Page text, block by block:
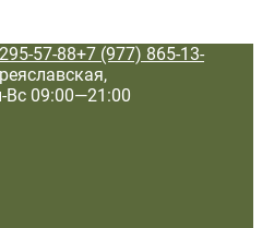
57-88+7 (977) 865-13-
Вс 09:00—21:00